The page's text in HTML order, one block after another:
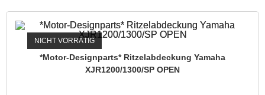
NICHT VORRÄTIG
*Motor-Designparts* Ritzelabdeckung Yamaha
XJR1200/1300/SP OPEN